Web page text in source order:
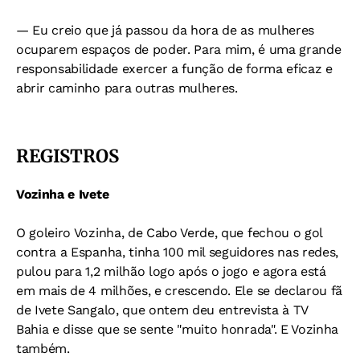
— Eu creio que já passou da hora de as mulheres
ocuparem espaços de poder. Para mim, é uma grande
responsabilidade exercer a função de forma eficaz e
abrir caminho para outras mulheres.
REGISTROS
Vozinha e Ivete
O goleiro Vozinha, de Cabo Verde, que fechou o gol
contra a Espanha, tinha 100 mil seguidores nas redes,
pulou para 1,2 milhão logo após o jogo e agora está
em mais de 4 milhões, e crescendo. Ele se declarou fã
de Ivete Sangalo, que ontem deu entrevista à TV
Bahia e disse que se sente "muito honrada". E Vozinha
também.